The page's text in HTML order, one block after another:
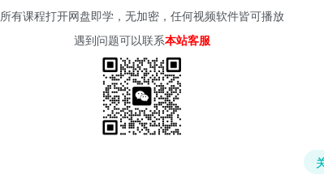
所有课程打开网盘即学，无加密，任何视频软件皆可播放
遇到问题可以联系本站客服